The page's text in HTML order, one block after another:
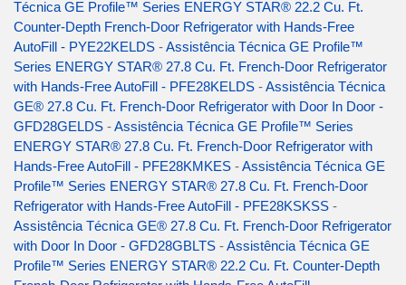
Técnica GE Profile™ Series ENERGY STAR® 22.2 Cu. Ft.
Counter-Depth French-Door Refrigerator with Hands-Free
AutoFill - PYE22KELDS -Assistência Técnica GE Profile™
Series ENERGY STAR® 27.8 Cu. Ft. French-Door Refrigerator
with Hands-Free AutoFill - PFE28KELDS -Assistência Técnica
GE® 27.8 Cu. Ft. French-Door Refrigerator with Door In Door -
GFD28GELDS -Assistência Técnica GE Profile™ Series
ENERGY STAR® 27.8 Cu. Ft. French-Door Refrigerator with
Hands-Free AutoFill - PFE28KMKES -Assistência Técnica GE
Profile™ Series ENERGY STAR® 27.8 Cu. Ft. French-Door
Refrigerator with Hands-Free AutoFill - PFE28KSKSS -
Assistência Técnica GE® 27.8 Cu. Ft. French-Door Refrigerator
with Door In Door - GFD28GBLTS -Assistência Técnica GE
Profile™ Series ENERGY STAR® 22.2 Cu. Ft. Counter-Depth